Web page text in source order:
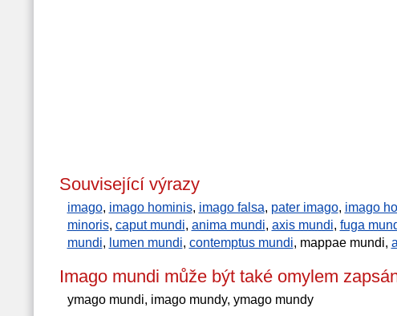
Související výrazy
imago, imago hominis, imago falsa, pater imago, imago
minoris, caput mundi, anima mundi, axis mundi, fuga
mundi, lumen mundi, contemptus mundi, mappae mundi,
Imago mundi může být také omylem
ymago mundi, imago mundy, ymago mundy